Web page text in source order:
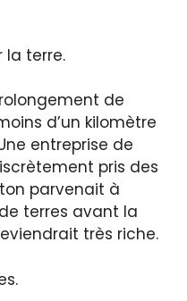
la terre.
de
d’un kilomètre
entreprise de
pris des
parvenait à
terres avant la
très riche.